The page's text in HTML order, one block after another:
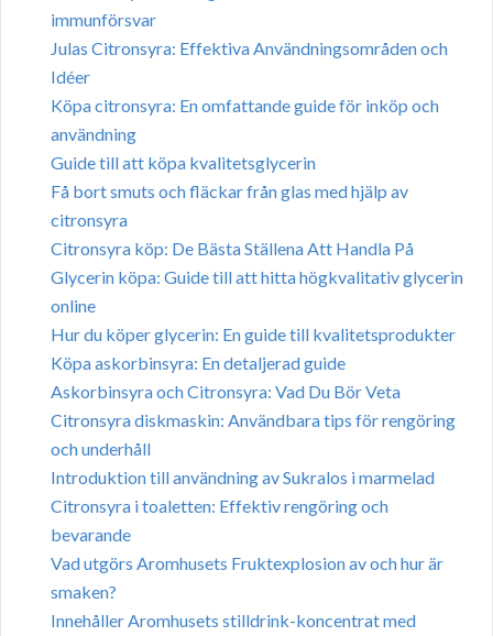
immunförsvar
Julas Citronsyra: Effektiva Användningsområden och
Idéer
Köpa citronsyra: En omfattande guide för inköp och
användning
Guide till att köpa kvalitetsglycerin
Få bort smuts och fläckar från glas med hjälp av
citronsyra
Citronsyra köp: De Bästa Ställena Att Handla På
Glycerin köpa: Guide till att hitta högkvalitativ glycerin
online
Hur du köper glycerin: En guide till kvalitetsprodukter
Köpa askorbinsyra: En detaljerad guide
Askorbinsyra och Citronsyra: Vad Du Bör Veta
Citronsyra diskmaskin: Användbara tips för rengöring
och underhåll
Introduktion till användning av Sukralos i marmelad
Citronsyra i toaletten: Effektiv rengöring och
bevarande
Vad utgörs Aromhusets Fruktexplosion av och hur är
smaken?
Innehåller Aromhusets stilldrink-koncentrat med